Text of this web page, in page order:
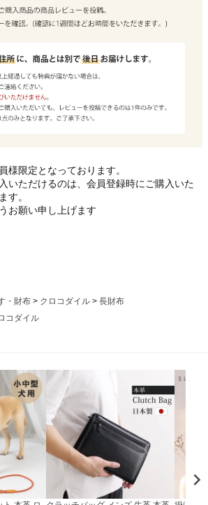
様限定となっております。
いただけるのは、会員登録時にご購入いた
す。
お願い申し上げます
・財布 クロコダイル
長財布
コダイル